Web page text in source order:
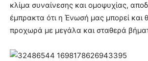
κλίμα συναίνεσης και ομοψυχίας,
έμπρακτα ότι η Ένωσή μας μπορεί και
προχωρά με μεγάλα και σταθερά